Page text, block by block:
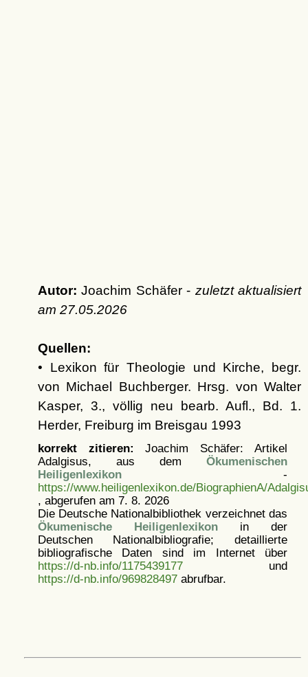
Autor: Joachim Schäfer - zuletzt aktualisiert
am 27.05.2026
Quellen:
• Lexikon für Theologie und Kirche, begr.
von Michael Buchberger. Hrsg. von Walter
Kasper, 3., völlig neu bearb. Aufl., Bd. 1.
Herder, Freiburg im Breisgau 1993
korrekt zitieren: Joachim Schäfer: Artikel
Adalgisus, aus dem Ökumenischen
Heiligenlexikon-
https://www.heiligenlexikon.de/BiographienA/
, abgerufen am 7. 8. 2026
Die Deutsche Nationalbibliothek verzeichnet das
Ökumenische Heiligenlexikonin der
Deutschen Nationalbibliografie; detaillierte
bibliografische Daten sind im Internet über
https://d-nb.info/1175439177und
https://d-nb.info/969828497abrufbar.